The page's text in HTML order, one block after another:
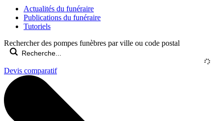
Actualités du funéraire
Publications du funéraire
Tutoriels
Rechercher des pompes funèbres par ville ou code postal
Devis comparatif